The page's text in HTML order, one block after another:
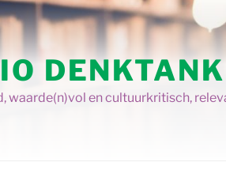
DENKTANK
waarde(n)vol en cultuurkritisch,